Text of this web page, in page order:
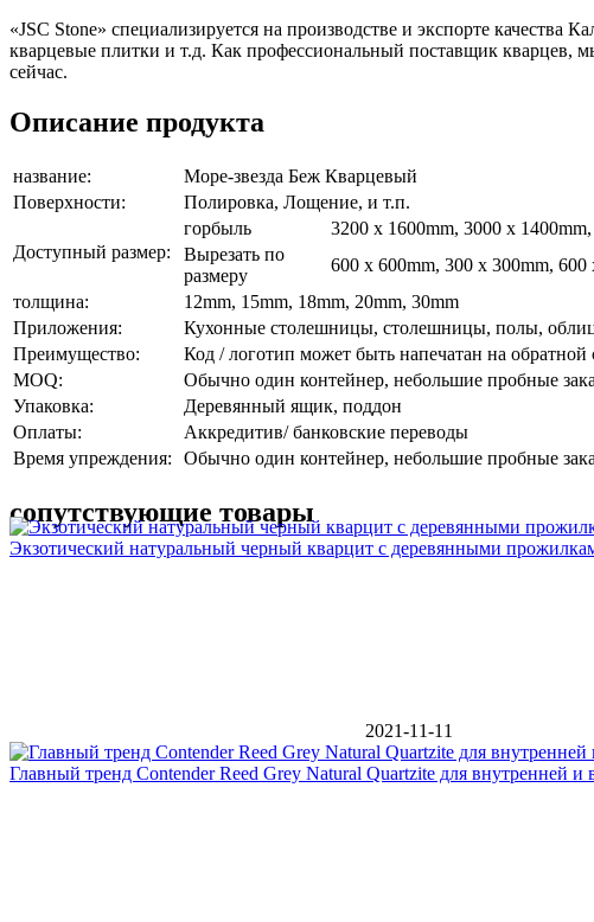
«JSC Stone» специализируется на производстве и экспорте
кварцевые плитки и т.д. Как профессиональный поставщик кварцев,
сейчас.
Описание продукта
название:
Море-звезда Беж Кварцевый
Поверхности:
Полировка, Лощение, и т.п.
Доступный размер:
горбыль
3200 x 1600mm, 3000 x
Вырезать по
размеру
600 x 600mm, 300 x 300mm, 600
толщина:
12mm, 15mm, 18mm, 20mm, 30mm
Приложения:
Кухонные столешницы, столешницы, полы,
Преимущество:
Код / логотип может быть напечатан на обратной
MOQ:
Обычно один контейнер, небольшие пробные
Упаковка:
Деревянный ящик, поддон
Оплаты:
Аккредитив/ банковские переводы
Время упреждения:
Обычно один контейнер, небольшие пробные
сопутствующие товары
Экзотический натуральный черный кварцит с деревянными
2021-11-11
Главный тренд Contender Reed Grey Natural Quartzite для внутренней и